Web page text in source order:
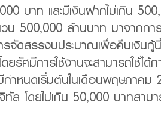
บาท และมีเงินฝากไม่เกิน
วน 500,000 ล้านบาท มาจาก
จัดสรรงบประมาณเพื่อคืนเงิน
รัศมีการใช้งานจะสามารถใช้ไ
กำหนดเริ่มต้นในเดือนพฤษภา
ทัล โดยไม่เกิน 50,000 บาทสา